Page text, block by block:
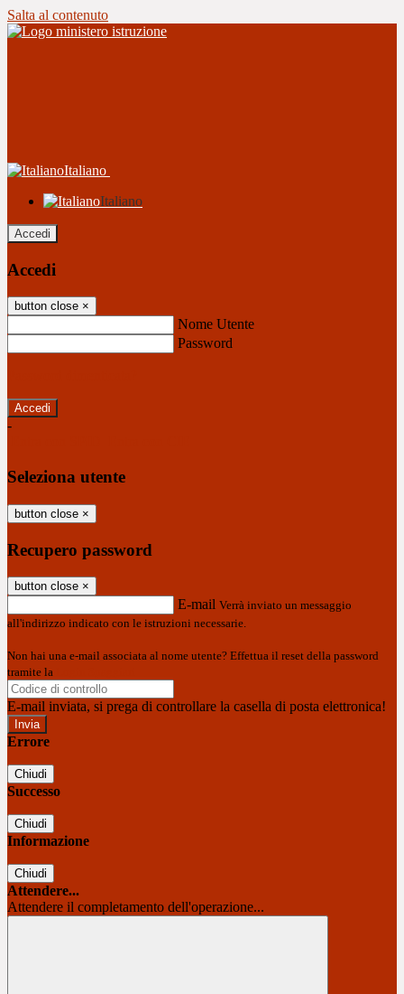
Salta al contenuto
Italiano
Italiano
Accedi
Accedi
button close ×
Nome Utente
Password
-
Seleziona utente
button close ×
Recupero password
button close ×
E-mail Verrà inviato un messaggio
all'indirizzo indicato con le istruzioni necessarie.
Non hai una e-mail associata al nome utente? Effettua il reset della password
tramite la
E-mail inviata, si prega di controllare la casella di posta elettronica!
Errore
Chiudi
Successo
Chiudi
Informazione
Chiudi
Attendere...
Attendere il completamento dell'operazione...